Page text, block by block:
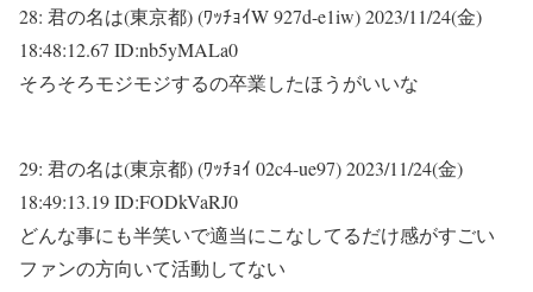
28: 君の名は(東京都) (ﾜｯﾁｮｲW 927d-e1iw)2023/11/24(金)
18:48:12.67 ID:nb5yMALa0
そろそろモジモジするの卒業したほうがいいな
29: 君の名は(東京都) (ﾜｯﾁｮｲ 02c4-ue97)2023/11/24(金)
18:49:13.19 ID:FODkVaRJ0
どんな事にも半笑いで適当にこなしてるだけ感がすごい
ファンの方向いて活動してない